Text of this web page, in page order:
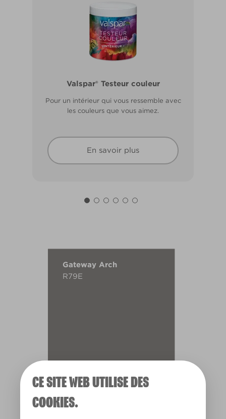
CE SITE WEB UTILISE DES
COOKIES.
Valspar® Testeur couleur
Pour un intérieur qui vous ressemble avec
les couleurs que vous aimez.
En savoir plus
Valspar® Pro Extérieur Boiseries et
Résiste aux fissures et à l’écaillage. Résiste
Gateway Arch
R79E